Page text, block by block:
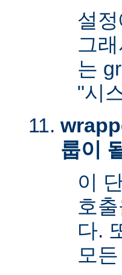
설
그
는
"시
룹이
이
호
다.
모